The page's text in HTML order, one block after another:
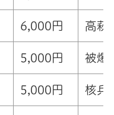
6,000円 高萩
5,000円 被爆
5,000円 核兵